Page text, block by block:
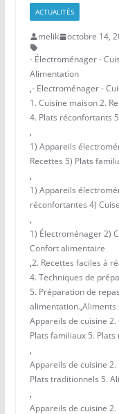
ACTUALITÉS
melik octobre 14,
- Électroménager -
Alimentation
,- Electroménager -
1. Cuisine maison 2.
4. Plats réconfortants
,
1) Appareils
Recettes 5) Plats
,
1) Appareils
réconfortantes 4)
,
1) Électroménager 2)
Confort alimentaire
,2. Recettes faciles à
4. Techniques de
5. Préparation de
alimentation.,Aliments
Appareils de cuisine
Plats familiaux 5.
,
Appareils de cuisine
Plats traditionnels 5.
,
Appareils de cuisine